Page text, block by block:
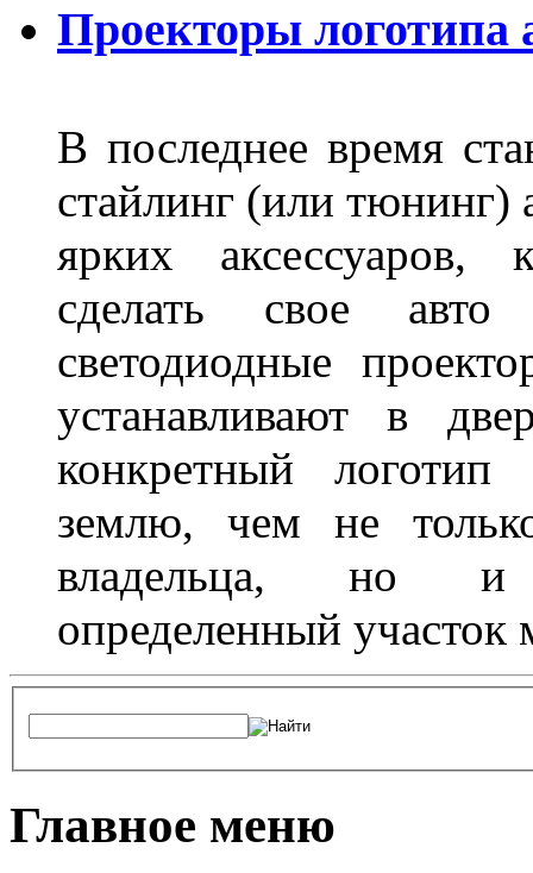
Проекторы логотипа
В последнее время
стайлинг (или тюнинг)
ярких аксессуаров,
сделать свое
светодиодные
устанавливают в
конкретный логотип
землю, чем не
владельца, но и
определенный участок
Главное меню